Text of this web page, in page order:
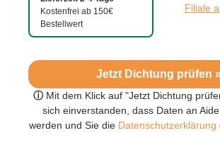
Jetzt Dichtung prüfen
ⓘ Mit dem Klick auf "Jetzt Dichtung
sich einverstanden, dass Daten an
werden und Sie dieDatenschutzerklärung
Kostenfrei ab 150€
Bestellwert
Filiale